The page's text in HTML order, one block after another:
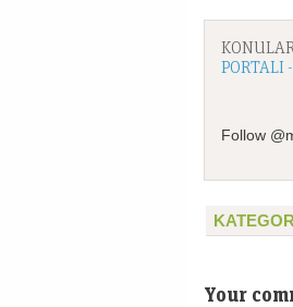
PORTALI
Follow
Your